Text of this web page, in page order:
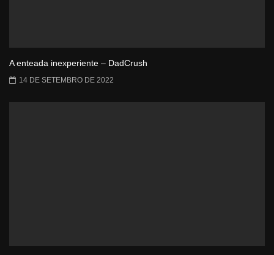
A enteada inexperiente – DadCrush
14 DE SETEMBRO DE 2022